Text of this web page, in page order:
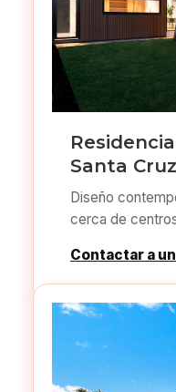
Santa
Diseño
cerca de
Contactar a